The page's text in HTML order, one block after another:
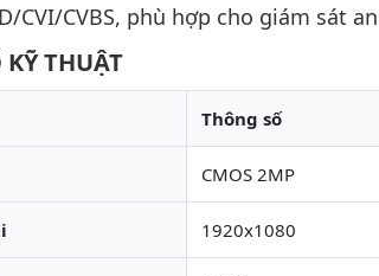
CVI/CVBS, phù hợp cho giám sát
KỸ THUẬT
Thông số
CMOS 2MP
1920x1080